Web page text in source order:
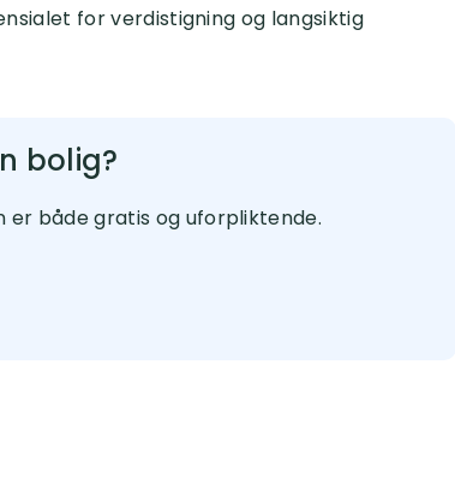
for verdistigning og langsiktig
bolig?​
er både gratis og uforpliktende.